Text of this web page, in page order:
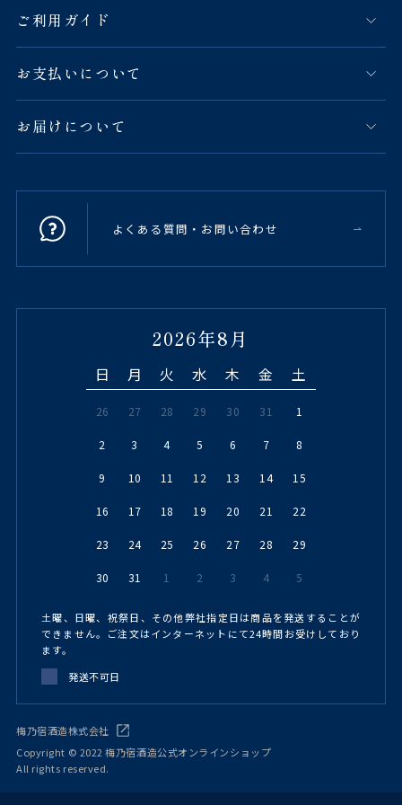
ご利用ガイド
お支払いについて
お届けについて
よくある質問・お問い合わせ
2026年8月
日 月 火 水 木 金 土
26 27 28 29 30 31 1
2 3 4 5 6 7 8
9 10 11 12 13 14 15
16 17 18 19 20 21 22
23 24 25 26 27 28 29
30 31 1 2 3 4 5
土曜、日曜、祝祭日、その他弊社指定日は商品を発送することが
できません。ご注文はインターネットにて24時間お受けしており
ます。
発送不可日
梅乃宿酒造株式会社
Copyright © 2022 梅乃宿酒造公式オンラインショップ
All rights reserved.